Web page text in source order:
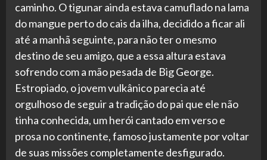
caminho. O tigunar ainda estava camuflado na lama
do mangue perto do cais da ilha, decidido a ficar ali
até a manhã seguinte, para não ter o mesmo
destino de seu amigo, que a essa altura estava
sofrendo com a mão pesada de Big George.
Estropiado, o jovem vulkânico parecia até
orgulhoso de seguir a tradição do pai que ele não
tinha conhecida, um herói cantado em verso e
prosa no continente, famoso justamente por voltar
de suas missões completamente desfigurado.